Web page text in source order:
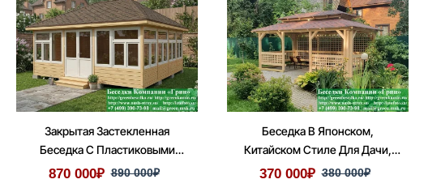
Закрытая Застекленная
Беседка С Пластиковыми
Окнами 6х6
870 000₽ 890 000₽
Беседка В Японском,
Китайском Стиле Для Дачи,
Дома 3х6
370 000₽ 380 000₽